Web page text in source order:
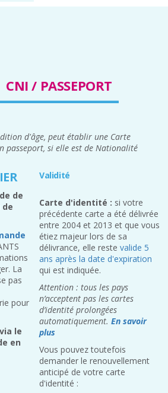
CNI / PASSEPORT
d'âge, peut établir une Carte
passeport, si elle est de Nationalité
de
La
pas
pour
le
en
Validité
Carte d'identité : si votre
précédente carte a été délivrée
entre 2004 et 2013 et que vous
étiez majeur lors de sa
délivrance, elle reste valide 5
ans après la date d'expiration
qui est indiquée.
Attention : tous les pays
n’acceptent pas les cartes
d’identité prolongées
automatiquement. En savoir
plus
Vous pouvez toutefois
demander le renouvellement
anticipé de votre carte
d'identité :